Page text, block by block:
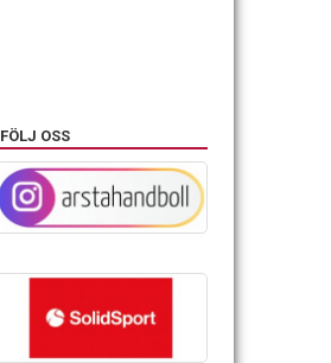
FÖLJ OSS